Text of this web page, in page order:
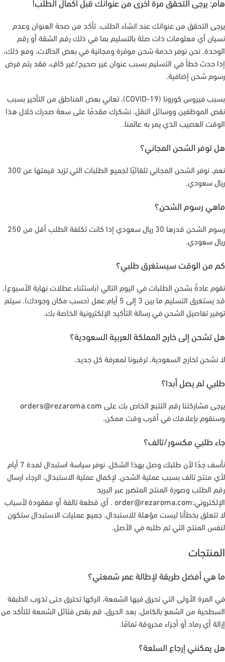
يرجى التحقق من عنوانك عند انشاء الطلب. تأكد من صحة العنوان وعدم
نسيان أي معلومات ذات صلة بالتسليم بما في ذلك رقم الشقة أو رقم
الوحدة. نحن نوفر خدمة شحن موفرة ومجانية في بعض الحالات، ومع ذلك،
إذا حدث خطأ في التسليم بسبب عنوان غير صحيح/غير كافٍ، فقد يتم فرض
رسوم شحن إضافية.
بسبب فيروس كورونا (COVID-19)، تعاني بعض المناطق من التأخير بسبب
نقص الموظفين ووسائل النقل. نشكرك مقدمًا على سعة صدرك خلال هذا
الوقت العصيب الذي يمر به عالمنا.
هل توفر الشحن المجاني؟
نعم، نوفر الشحن المجاني تلقائيًا لجميع الطلبات التي تزيد قيمتها عن 300
ريال سعودي.
ماهي رسوم الشحن؟
رسوم الشحن قدرها 30 ريال سعودي إذا كانت تكلفة الطلب أقل من 250
ريال سعودي.
كم من الوقت سيستغرق طلبي؟
نقوم عادةً بشحن الطلبات في اليوم التالي (باستثناء عطلات نهاية الأسبوع).
قد يستغرق التسليم ما بين 3 إلى 5 أيام عمل (حسب مكان وجودك). سيتم
توفير تفاصيل الشحن في رسالة التأكيد الإلكترونية الخاصة بك.
هل تشحن إلى خارج المملكة العربية السعودية؟
لا نشحن لخارج السعودية. ترقبونا لمعرفة كل جديد.
طلبي لم يصل أبدا؟
يرجى مشاركتنا رقم التتبع الخاص بك على orders@rezaroma.com
وسنقوم بإعلامك في أقرب وقت ممكن.
جاء طلبي مكسور/تالف؟
نأسف جدًا لأن طلبك وصل بهذا الشكل. نوفر سياسة استبدال لمدة 7 أيام
لأي منتج تالف بسبب عملية الشحن. لإكمال عملية الاستبدال، الرجاء ارسال
رقم الطلب وصورة المنتج المتضرر عبر البريد
الإلكتروني:order@rezaroma.com . أي قطعة تالفة أو مفقودة لأسباب
لا تتعلق بخطأنا ليست مؤهلة للاستبدال. جميع عمليات الاستبدال ستكون
لنفس المنتج التي تم طلبه في الأصل.
المنتجات
ما هي أفضل طريقة لإطالة عمر شمعتي؟
في المرة الأولى التي تحرق فيها الشمعة، اتركها تحترق حتى تذوب الطبقة
السطحية من الشمع بالكامل. بعد الحرق، قم بقص فتائل الشمعة للتأكد من
إزالة أي رماد أو أجزاء محروقة تمامًا.
هل يمكنني إرجاع السلعة؟